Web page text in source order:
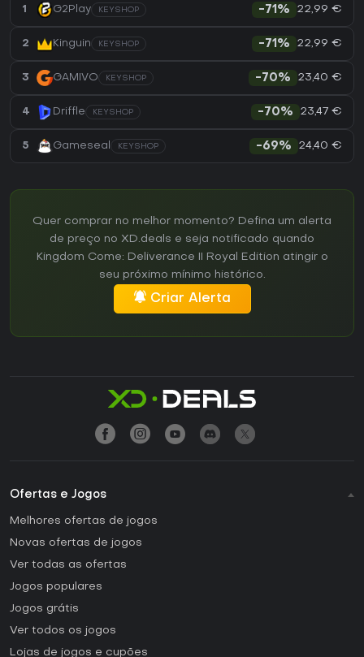
1 G2Play KEYSHOP -71% 22,99 €
2 Kinguin KEYSHOP -71% 22,99 €
3 GAMIVO KEYSHOP -70% 23,40 €
4 Driffle KEYSHOP -70% 23,47 €
5 Gameseal KEYSHOP -69% 24,40 €
Quer comprar no melhor momento? Defina um alerta
de preço no XD.deals e seja notificado quando
Kingdom Come: Deliverance II Royal Edition atingir o
seu próximo mínimo histórico.
Criar Alerta
Ofertas e Jogos
Melhores ofertas de jogos
Novas ofertas de jogos
Ver todas as ofertas
Jogos populares
Jogos grátis
Ver todos os jogos
Lojas de jogos e cupões